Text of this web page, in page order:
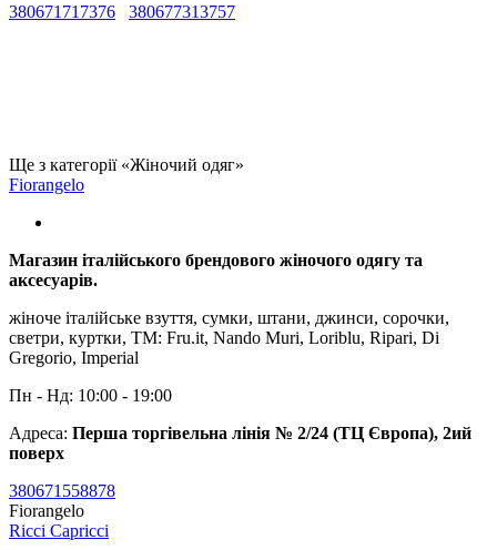
380671717376
380677313757
Ще з категорії «Жіночий одяг»
Fiorangelo
Магазин італійського брендового жіночого одягу та
аксесуарів.
жіноче італійське взуття, сумки, штани, джинси, сорочки,
светри, куртки, TM: Fru.it, Nando Muri, Loriblu, Ripari, Di
Gregorio, Imperial
Пн - Нд: 10:00 - 19:00
Адреса: Перша торгівельна лінія № 2/24 (ТЦ Європа), 2ий
поверх
380671558878
Fiorangelo
Ricci Capricci